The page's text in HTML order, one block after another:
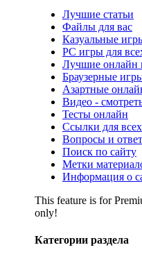
Лучшие статьи
Файлы для вас
Казуальные
PC игры для
Лучшие онлайн
Браузерные
Азартные
Видео -
Тесты онлайн
Ссылки для всех
Вопросы и
Поиск по сайту
Метки
Информация о
This feature is for
only!
Категории раздела